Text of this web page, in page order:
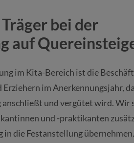
bei der
auf
im Kita-Bereich ist die
im Anerkennungsjahr,
und vergütet wird. Wir
und -praktikanten
in die Festanstellung übernehmen.